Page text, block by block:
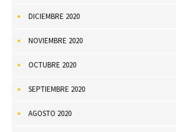
DICIEMBRE 2020
NOVIEMBRE 2020
OCTUBRE 2020
SEPTIEMBRE 2020
AGOSTO 2020